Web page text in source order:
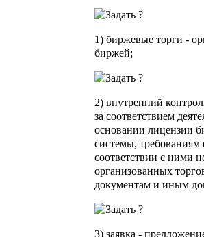
1) биржевые торги -
биржей;
2) внутренний
за соответствием
основании лицензии
системы,
соответствии с ними
организованных
документам и иным
3) заявка -